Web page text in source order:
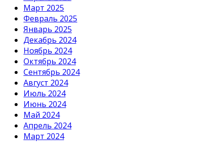
Март 2025
Февраль 2025
Январь 2025
Декабрь 2024
Ноябрь 2024
Октябрь 2024
Сентябрь 2024
Август 2024
Июль 2024
Июнь 2024
Май 2024
Апрель 2024
Март 2024